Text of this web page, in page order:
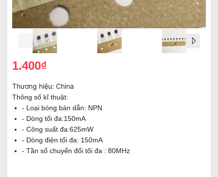
1.400₫
Thương hiệu: China
Thông số kĩ thuật:
- Loại bóng bán dẫn: NPN
- Dòng tối đa:150mA
- Công suất đa:625mW
- Dòng điện tối đa: 150mA
- Tần số chuyển đổi tối đa : 80MHz